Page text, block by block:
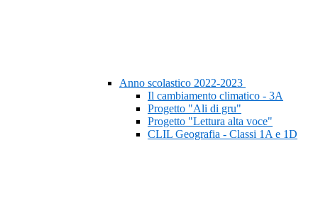
Anno scolastico 2022-2023
Il cambiamento climatico - 3A
Progetto "Ali di gru"
Progetto "Lettura alta voce"
CLIL Geografia - Classi 1A e 1D